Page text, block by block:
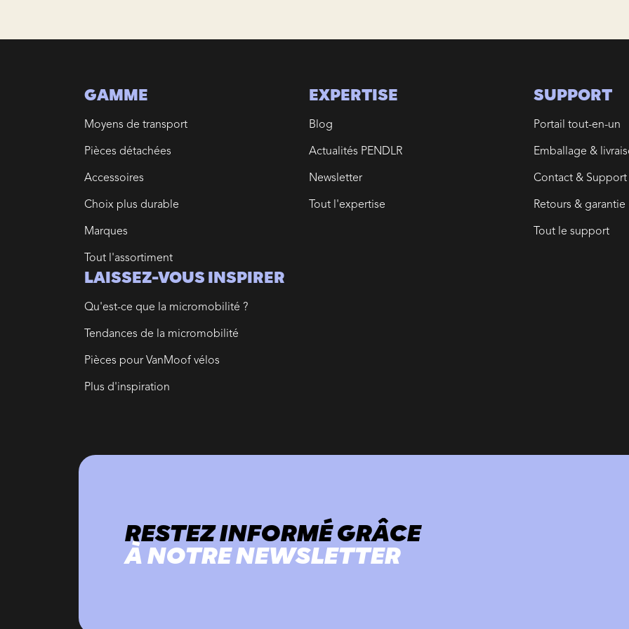
GAMME
Moyens de transport
Pièces détachées
Accessoires
Choix plus durable
Marques
Tout l'assortiment
EXPERTISE
Blog
Actualités PENDLR
Newsletter
Tout l'expertise
SUPPORT
Portail tout-en-un
Emballage &
Contact & Support
Retours & garantie
Tout le support
LAISSEZ-VOUS INSPIRER
Qu'est-ce que la micromobilité ?
Tendances de la micromobilité
Pièces pour VanMoof vélos
Plus d'inspiration
RESTEZ INFORMÉ GRÂCE
À NOTRE NEWSLETTER